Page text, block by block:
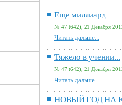
Еще миллиард
№ 47 (642), 21 Декабря
Читать дальше...
Тяжело в учении...
№ 47 (642), 21 Декабря
Читать дальше...
НОВЫЙ ГОД НА